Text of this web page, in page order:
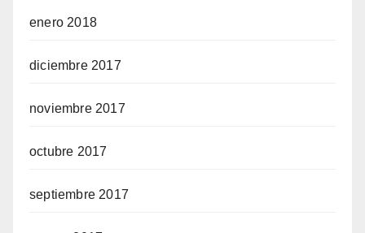
enero 2018
diciembre 2017
noviembre 2017
octubre 2017
septiembre 2017